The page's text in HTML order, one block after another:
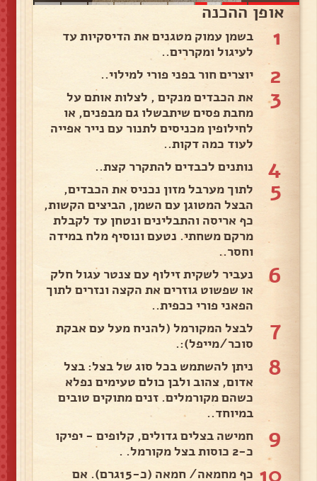
אופן ההכנה
1
בשמן עמוק מטגנים את הדיסקיות עד
לעיגול ומקררים..
2 יוצרים חור בפני פורי למילוי..
3
את הכבדים מנקים , לצלות אותם על
מחבת פסים שיתבשלו גם מבפנים, או
לחילופין מכניסים לתנור עם נייר אפייה
לעוד כמה דקות..
4 נותנים לכבדים להתקרר קצת..
5
לתוך מערבל מזון נכניס את הכבדים,
הבצל המטוגן עם השמן, הביצים הקשות,
כף אריסה והתבלינים ונטחן עד לקבלת
מרקם משחתי. נטעם ונוסיף מלח במידה
וחסר..
6
נעביר לשקית זילוף עם צנטר עגול חלק
או שפשוט גוזרים את הקצה ונזרים לתוך
הפאני פורי ככפית..
7
לבצל המקורמל (להניח מעל עם אבקת
סוכר/מייפל):.
8
ניתן להשתמש בכל סוג של בצל: בצל
אדום, צהוב ולבן כולם טעימים נפלא
כשהם מקורמלים. זנים מתוקים טובים
במיוחד..
9
חמישה בצלים גדולים, קלופים - יפיקו
כ-2 כוסות בצל מקורמל. .
כף מחמאה/ חמאה (כ-15גרם). אם